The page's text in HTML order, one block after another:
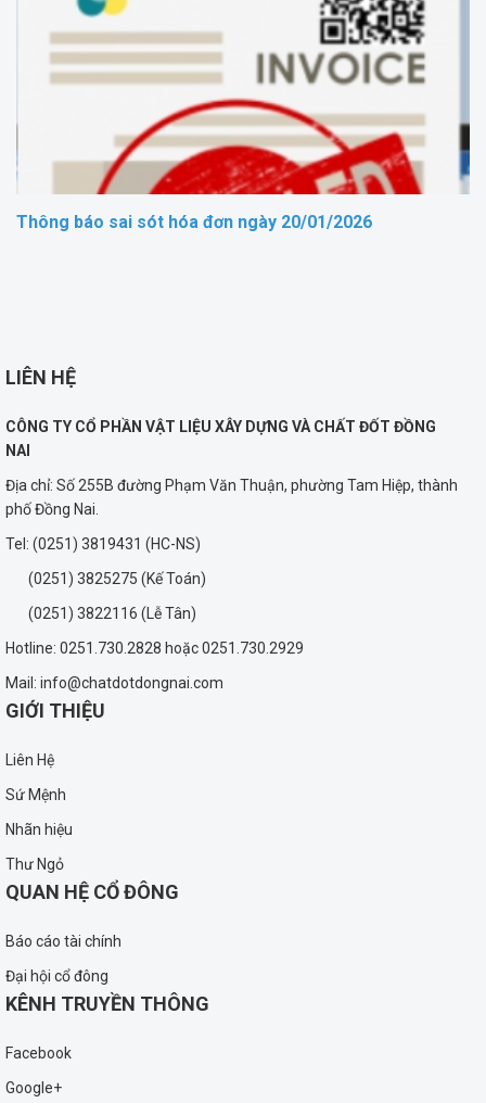
Thông báo sai sót hóa đơn ngày 20/01/2026
LIÊN HỆ
CÔNG TY CỔ PHẦN VẬT LIỆU XÂY DỰNG VÀ CHẤT ĐỐT ĐỒNG
NAI
Địa chỉ: Số 255B đường Phạm Văn Thuận, phường Tam Hiệp, thành
phố Đồng Nai.
Tel: (0251) 3819431 (HC-NS)
(0251) 3825275 (Kế Toán)
(0251) 3822116 (Lễ Tân)
Hotline: 0251.730.2828 hoặc 0251.730.2929
Mail: info@chatdotdongnai.com
GIỚI THIỆU
Liên Hệ
Sứ Mệnh
Nhãn hiệu
Thư Ngỏ
QUAN HỆ CỔ ĐÔNG
Báo cáo tài chính
Đại hội cổ đông
KÊNH TRUYỀN THÔNG
Facebook
Google+